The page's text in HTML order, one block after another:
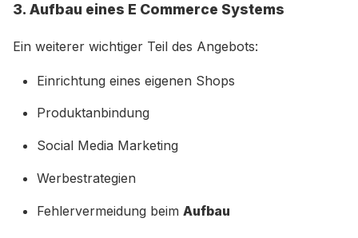
3. Aufbau eines E Commerce Systems
Ein weiterer wichtiger Teil des Angebots:
Einrichtung eines eigenen Shops
Produktanbindung
Social Media Marketing
Werbestrategien
Fehlervermeidung beim Aufbau